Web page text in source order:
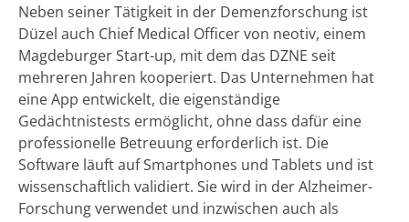
Neben seiner Tätigkeit in der Demenzforschung ist
Düzel auch Chief Medical Officer von neotiv, einem
Magdeburger Start-up, mit dem das DZNE seit
mehreren Jahren kooperiert. Das Unternehmen hat
eine App entwickelt, die eigenständige
Gedächtnistests ermöglicht, ohne dass dafür eine
professionelle Betreuung erforderlich ist. Die
Software läuft auf Smartphones und Tablets und ist
wissenschaftlich validiert. Sie wird in der Alzheimer-
Forschung verwendet und inzwischen auch als